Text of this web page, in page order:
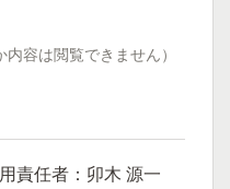
容は閲覧できません）
責任者：卯木 源一